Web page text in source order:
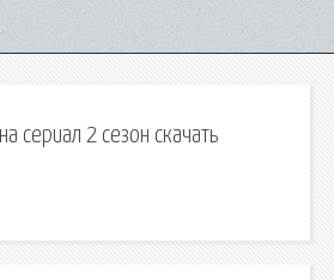
сериал 2 сезон скачать